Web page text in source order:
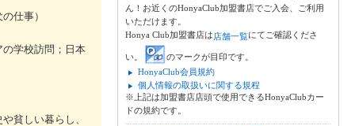
仕事）
学校訪問；日本
貧しい暮らし、
ん！お近くのHonyaClub加盟書店でご入会、ご利用
いただけます。
Honya Club加盟書店は店舗一覧にてご確認くださ
い。
のマークが目印です。
HonyaClub会員規約
個人情報の取扱いに関する規程
※上記は加盟書店店頭で使用できるHonyaClubカー
ドの規約です。